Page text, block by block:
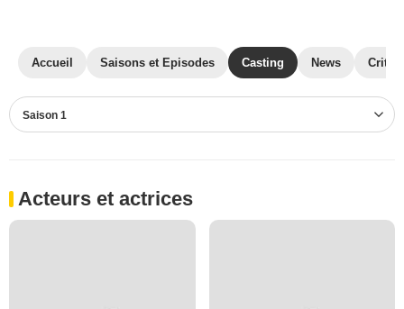
Accueil Saisons et Episodes Casting News
Saison 1
Acteurs et actrices